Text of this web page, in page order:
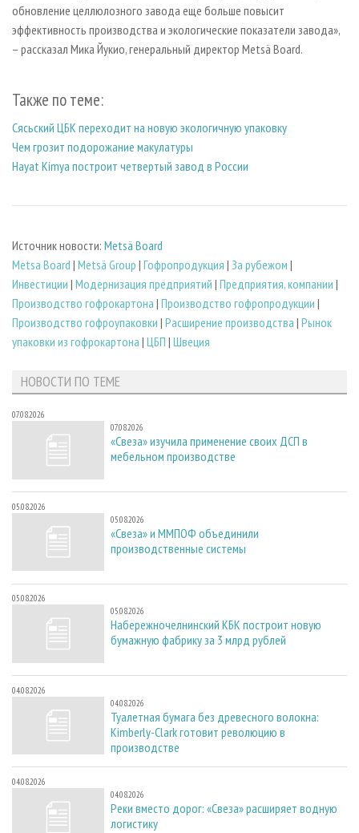
обновление целлюлозного завода еще больше повысит
эффективность производства и экологические показатели завода»,
– рассказал Мика Йукио, генеральный директор Metsä Board.
Также по теме:
Сясьский ЦБК переходит на новую экологичную упаковку
Чем грозит подорожание макулатуры
Hayat Kimya построит четвертый завод в России
Источник новости: Metsä Board
Metsa Board | Metsä Group | Гофропродукция | За рубежом |
Инвестиции | Модернизация предприятий | Предприятия, компании |
Производство гофрокартона | Производство гофропродукции |
Производство гофроупаковки | Расширение производства | Рынок
упаковки из гофрокартона | ЦБП | Швеция
НОВОСТИ ПО ТЕМЕ
07.08.2026
07.08.2026
«Свеза» изучила применение своих ДСП в
мебельном производстве
05.08.2026
05.08.2026
«Свеза» и ММПОФ объединили
производственные системы
05.08.2026
05.08.2026
Набережночелнинский КБК построит новую
бумажную фабрику за 3 млрд рублей
04.08.2026
04.08.2026
Туалетная бумага без древесного волокна:
Kimberly-Clark готовит революцию в
производстве
04.08.2026
04.08.2026
Реки вместо дорог: «Свеза» расширяет водную
логистику